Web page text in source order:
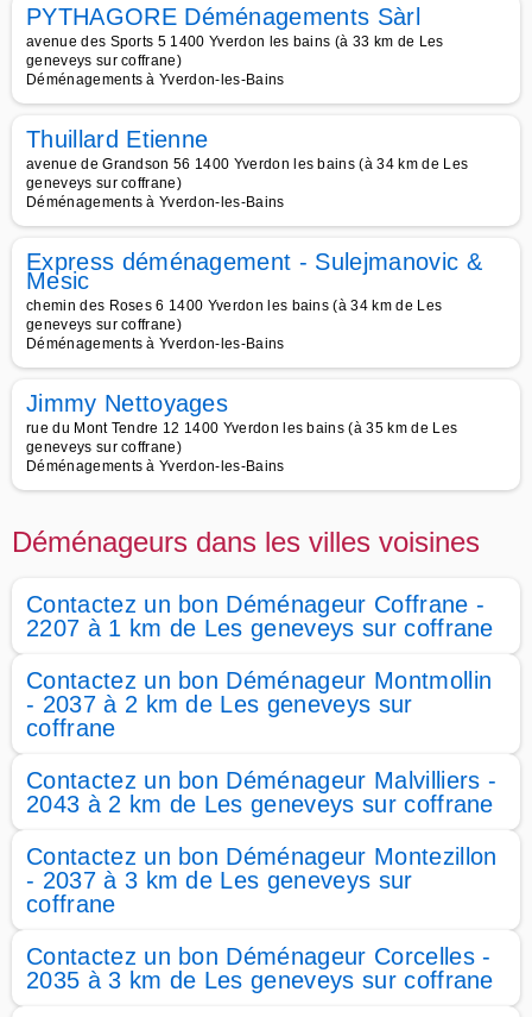
PYTHAGORE Déménagements Sàrl
avenue des Sports 5 1400 Yverdon les bains (à 33 km de Les
geneveys sur coffrane)
Déménagements à Yverdon-les-Bains
Thuillard Etienne
avenue de Grandson 56 1400 Yverdon les bains (à 34 km de Les
geneveys sur coffrane)
Déménagements à Yverdon-les-Bains
Express déménagement - Sulejmanovic &
Mesic
chemin des Roses 6 1400 Yverdon les bains (à 34 km de Les
geneveys sur coffrane)
Déménagements à Yverdon-les-Bains
Jimmy Nettoyages
rue du Mont Tendre 12 1400 Yverdon les bains (à 35 km de Les
geneveys sur coffrane)
Déménagements à Yverdon-les-Bains
Déménageurs dans les villes voisines
Contactez un bon Déménageur Coffrane -
2207 à 1 km de Les geneveys sur coffrane
Contactez un bon Déménageur Montmollin
- 2037 à 2 km de Les geneveys sur
coffrane
Contactez un bon Déménageur Malvilliers -
2043 à 2 km de Les geneveys sur coffrane
Contactez un bon Déménageur Montezillon
- 2037 à 3 km de Les geneveys sur
coffrane
Contactez un bon Déménageur Corcelles -
2035 à 3 km de Les geneveys sur coffrane